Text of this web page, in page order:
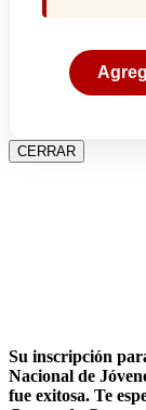
CERRAR
Su inscripción
Nacional de
fue exitosa. Te